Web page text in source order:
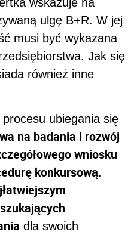
ulgę B+R. W jej
musi być wykazana
Jak się
również inne
ubiegania się
na badania i rozwój
wniosku
konkursową.
dla swoich